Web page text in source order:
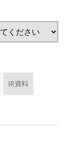
IR資料